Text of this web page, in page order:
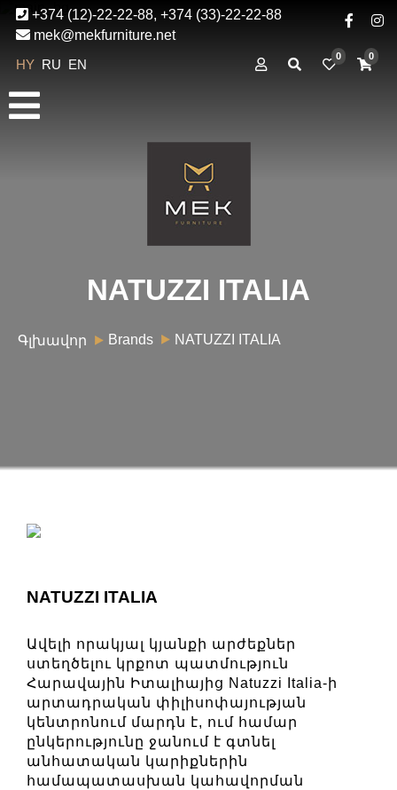
+374 (12)-22-22-88, +374 (33)-22-22-88
mek@mekfurniture.net
HY RU EN
0 0
NATUZZI ITALIA
Գլխավոր Brands NATUZZI ITALIA
NATUZZI ITALIA
Ավելի որակյալ կյանքի արժեքներ
ստեղծելու կրքոտ պատմություն
Հարավային Իտալիայից Natuzzi Italia-ի
արտադրական փիլիսոփայության
կենտրոնում մարդն է, ում համար
ընկերությունը ջանում է գտնել
անհատական ​​կարիքներին
համապատասխան կահավորման